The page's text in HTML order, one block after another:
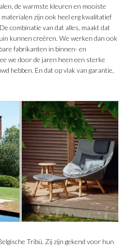
de warmste kleuren en mooiste
zijn ook heel erg kwalitatief
combinatie van dat alles, maakt dat
kunnen creëren. We werken dan ook
fabrikanten in binnen- en
we door de jaren heen een sterke
hebben. En dat op vlak van garantie,
Tribù. Zij zijn gekend voor hun